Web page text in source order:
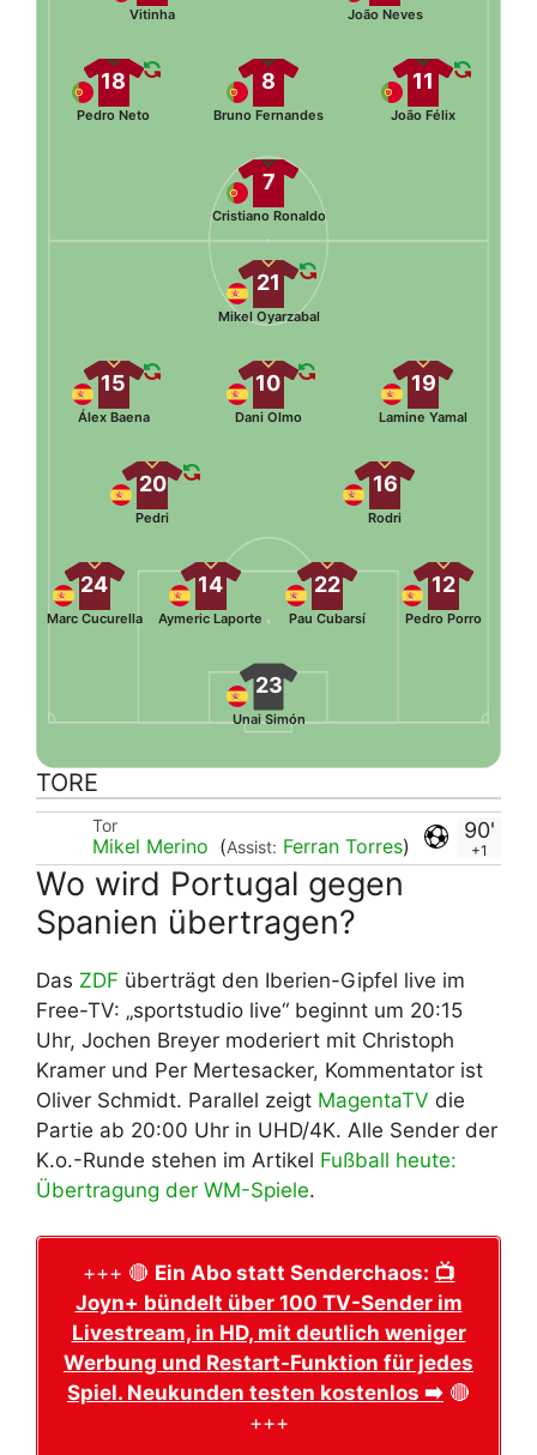
João Neves
Vitinha
11
João Félix
8
Bruno Fernandes
18
Pedro Neto
7
Cristiano Ronaldo
23
Unai Simón
24
Marc Cucurella
14
Aymeric Laporte
22
Pau Cubarsí
12
Pedro Porro
20
Pedri
16
Rodri
15
Álex Baena
10
Dani Olmo
19
Lamine Yamal
21
Mikel Oyarzabal
TORE
90'
+1
Tor
Mikel Merino (Assist: Ferran Torres)
Wo wird Portugal gegen
Spanien übertragen?
Das ZDF überträgt den Iberien-Gipfel live im
Free-TV: „sportstudio live“ beginnt um 20:15
Uhr, Jochen Breyer moderiert mit Christoph
Kramer und Per Mertesacker, Kommentator ist
Oliver Schmidt. Parallel zeigt MagentaTV die
Partie ab 20:00 Uhr in UHD/4K. Alle Sender der
K.o.-Runde stehen im Artikel Fußball heute:
Übertragung der WM-Spiele.
+++ 🔴 Ein Abo statt Senderchaos: 📺
Joyn+ bündelt über 100 TV-Sender im
Livestream, in HD, mit deutlich weniger
Werbung und Restart-Funktion für jedes
Spiel. Neukunden testen kostenlos ➡️ 🔴
+++